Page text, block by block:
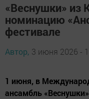
«Веснушки» из
номинацию
фестивале
Автор, 3 июня 2026 -
1 июня, в
ансамбль